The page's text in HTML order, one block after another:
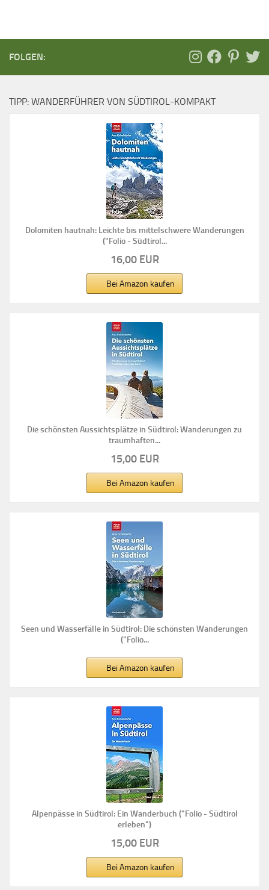
FOLGEN:
TIPP: WANDERFÜHRER VON SÜDTIROL-KOMPAKT
Dolomiten hautnah: Leichte bis mittelschwere Wanderungen
("Folio - Südtirol...
16,00 EUR
Bei Amazon kaufen
Die schönsten Aussichtsplätze in Südtirol: Wanderungen zu
traumhaften...
15,00 EUR
Bei Amazon kaufen
Seen und Wasserfälle in Südtirol: Die schönsten Wanderungen
("Folio...
Bei Amazon kaufen
Alpenpässe in Südtirol: Ein Wanderbuch ("Folio - Südtirol
erleben")
15,00 EUR
Bei Amazon kaufen